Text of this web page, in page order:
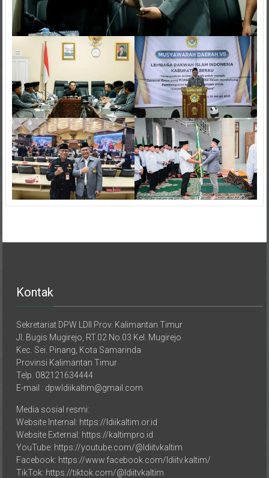
Jl. Bugis Mugirejo, RT.02 No.03 Kel. Mugirejo
Kec. Sei. Pinang, Kota Samarinda
Provinsi Kalimantan Timur
Telp. 082121634444
E-mail : dpwldiikaltim@gmail.com
Website Internal: https://ldiikaltim.or.id
Website External: https://kaltimpro.id
YouTube: https://youtube.com/@ldiitvkaltim
Facebook: https://www.facebook.com/ldiitv.kaltim/
TikTok: https://tiktok.com/@ldiitvkaltim
X: https://x.com/ldiitvkaltim